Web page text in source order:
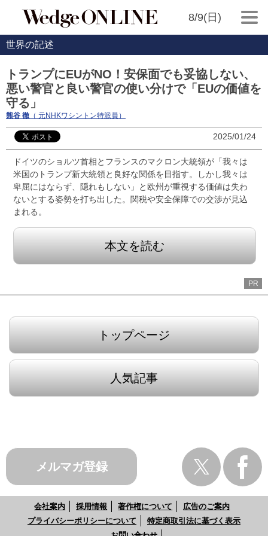
8/9(日)
世界の記述
トランプにEUがNO！安保面でも妥協しない、
悪い警官と良い警官の使い分けで「EUの価値を
守る」
熊谷 徹 （ 元NHKワシントン特派員）
2025/01/24
ドイツのショルツ首相とフランスのマクロン大統領が「我々は
米国のトランプ新大統領と良好な関係を目指す。しかし我々は
卑屈にはならず、隠れもしない」と欧州が重視する価値は失わ
ないとする姿勢を打ち出した。関税や安全保障での交渉が見込
まれる。
本文を読む
PR
トップページ
人気記事
メルマガ登録
会社案内 採用情報 著作権について
広告のご案内
プライバシーポリシーについて
特定商取引法に基づく表示